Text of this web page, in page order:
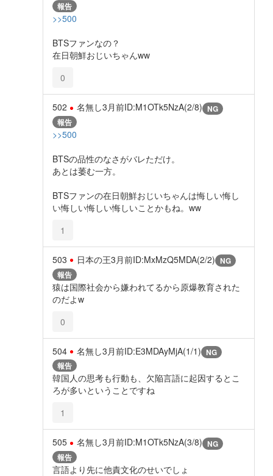
報告
>>500
BTSファンなの？
在日朝鮮おじいちゃんww
0
502 名無し3月前ID:M1OTk5NzA(2/8) NG
報告
>>500
BTSの品性のなさがバレただけ。
あとは萎む一方。
BTSファンの在日朝鮮おじいちゃんは悔しい悔し
い悔しい悔しい悔しいことかもね。ww
1
503 日本の王3月前ID:MxMzQ5MDA(2/2) NG
報告
猿は国際社会から嫌われてるから原爆教育された
のだよw
0
504 名無し3月前ID:E3MDAyMjA(1/1) NG
報告
韓国人の思考も行動も、欠陥言語に起因するとこ
ろが多いということですね
1
505 名無し3月前ID:M1OTk5NzA(3/8) NG
報告
言語より先に他責文化のせいでしょ